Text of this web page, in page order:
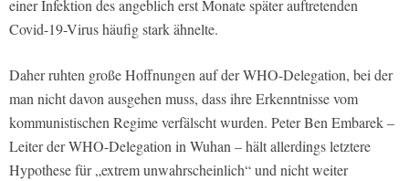
einer Infektion des angeblich erst Monate später auftretenden
Covid-19-Virus häufig stark ähnelte.
Daher ruhten große Hoffnungen auf der WHO-Delegation, bei der
man nicht davon ausgehen muss, dass ihre Erkenntnisse vom
kommunistischen Regime verfälscht wurden. Peter Ben Embarek –
Leiter der WHO-Delegation in Wuhan – hält allerdings letztere
Hypothese für „extrem unwahrscheinlich“ und nicht weiter